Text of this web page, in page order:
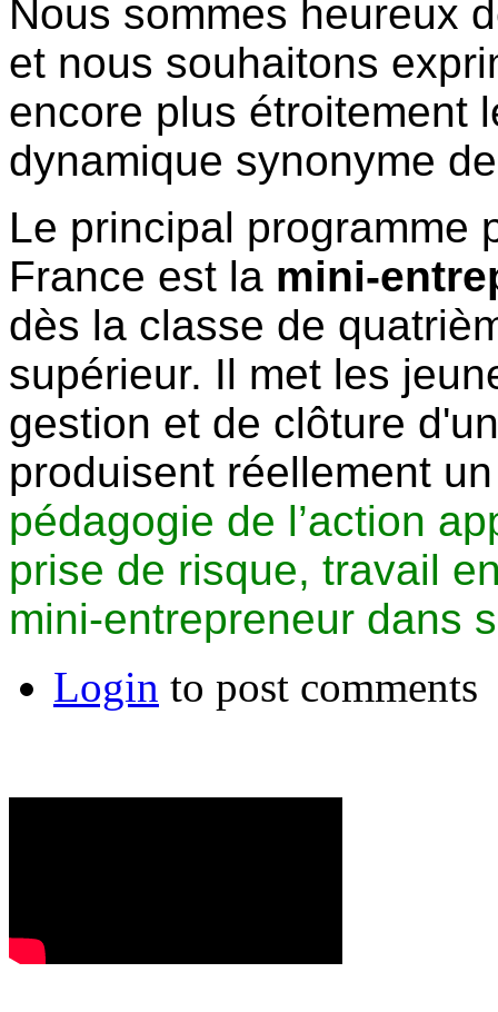
Nous sommes heureux
et nous souhaitons
encore plus étroitement
dynamique synonyme
Le principal programme
France est la mini-
dès la classe de
supérieur. Il met les
gestion et de clôture
produisent réellement
pédagogie de l’action
prise de risque, travail
mini-entrepreneur dans
Login to post comments